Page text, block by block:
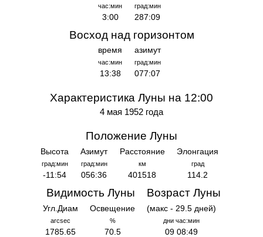
час:мин
3:00
град:мин
287:09
Восход над горизонтом
время
час:мин
13:38
азимут
град:мин
077:07
Характеристика Луны на 12:00
4 мая 1952 года
Положение Луны
Высота
град:мин
-11:54
Азимут
град:мин
056:36
Расстояние
км
401518
Элонгация
град
114.2
Видимость Луны
Угл.Диам
arcsec
1785.65
Освещение
%
70.5
Возраст Луны
(макс - 29.5 дней)
дни час:мин
09 08:49